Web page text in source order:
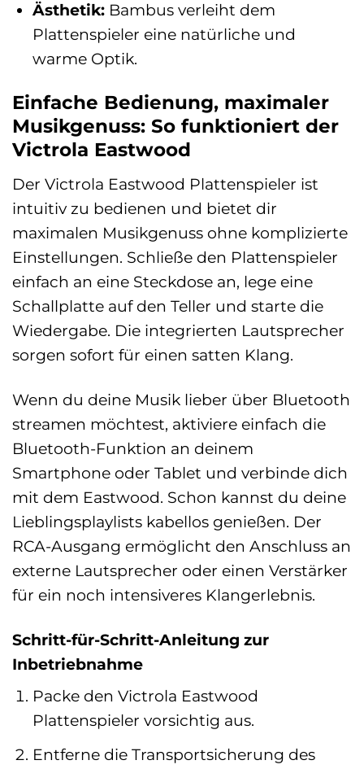
Ästhetik:Bambus verleiht dem
Plattenspieler eine natürliche und
warme Optik.
Einfache Bedienung, maximaler
Musikgenuss: So funktioniert der
Victrola Eastwood
Der Victrola Eastwood Plattenspieler ist
intuitiv zu bedienen und bietet dir
maximalen Musikgenuss ohne komplizierte
Einstellungen. Schließe den Plattenspieler
einfach an eine Steckdose an, lege eine
Schallplatte auf den Teller und starte die
Wiedergabe. Die integrierten Lautsprecher
sorgen sofort für einen satten Klang.
Wenn du deine Musik lieber über Bluetooth
streamen möchtest, aktiviere einfach die
Bluetooth-Funktion an deinem
Smartphone oder Tablet und verbinde dich
mit dem Eastwood. Schon kannst du deine
Lieblingsplaylists kabellos genießen. Der
RCA-Ausgang ermöglicht den Anschluss an
externe Lautsprecher oder einen Verstärker
für ein noch intensiveres Klangerlebnis.
Schritt-für-Schritt-Anleitung zur
Inbetriebnahme
Packe den Victrola Eastwood
Plattenspieler vorsichtig aus.
Entferne die Transportsicherung des